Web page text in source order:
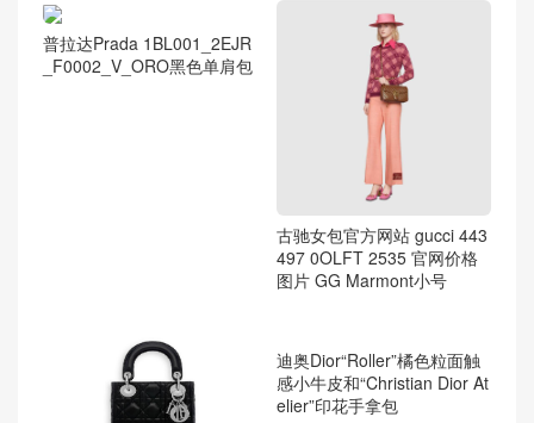
“DIORADDICT”黑色亮面尼
罗鳄鱼皮翻盖式小手提包
古驰女包官方网站 gucci 443
497 0OLFT 2535 官网价格
图片 GG Marmont小号